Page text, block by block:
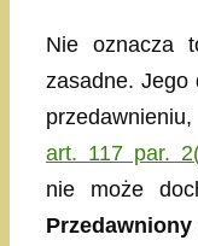
Nie oznacza
zasadne. Jego
art. 117 par.
nie może